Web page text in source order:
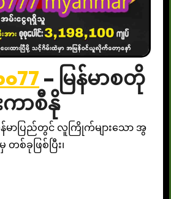
– မြန်မာစတို
ာစီနို
န်မာပြည်တွင် လူကြိုက်များသော အွ
တစ်ခုဖြစ်ပြီး၊